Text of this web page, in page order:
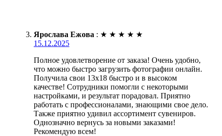
Ярослава Ежова : ★ ★ ★ ★ ★
15.12.2025
Полное удовлетворение от заказа! Очень удобно,
что можно быстро загрузить фотографии онлайн.
Получила свои 13х18 быстро и в высоком
качестве! Сотрудники помогли с некоторыми
настройками, и результат порадовал. Приятно
работать с профессионалами, знающими свое дело.
Также приятно удивил ассортимент сувениров.
Однозначно вернусь за новыми заказами!
Рекомендую всем!